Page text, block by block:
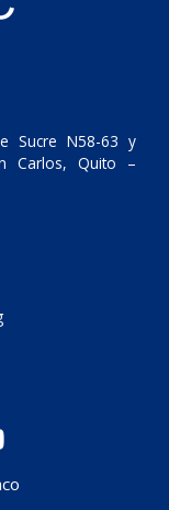
Sucre N58-63 y
Carlos, Quito –